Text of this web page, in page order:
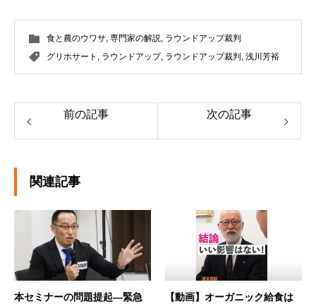
食と農のウワサ, 専門家の解説, ラウンドアップ裁判
グリホサート , ラウンドアップ, ラウンドアップ裁判 , 浅川芳裕
前の記事 次の記事
関連記事
本セミナーの問題提起―緊急
【動画】オーガニック給食は